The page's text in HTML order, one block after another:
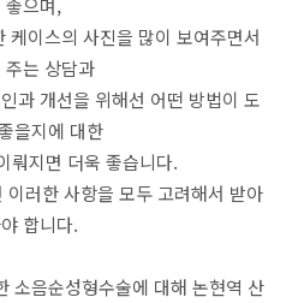
케이스의 사진을 많이 보여주면서
주는 상담과
과 개선을 위해선 어떤 방법이 도
을지에 대한
뤄지면 더욱 좋습니다.
러한 사항을 모두 고려해서 받아
합니다.
소음순성형수술에 대해 논현역 산